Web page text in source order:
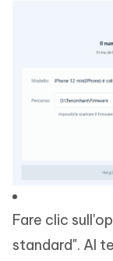
Fare clic
standard". Al